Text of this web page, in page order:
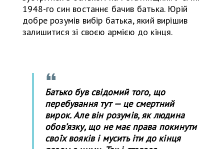
1948-го син востаннє бачив батька. Юрій
добре розумів вибір батька, який вирішив
залишитися зі своєю армією до кінця.
Батько був свідомий того, що
перебування тут — це смертний
вирок. Але він розумів, як людина
обовʼязку, що не має права покинути
своїх вояків і мусить іти до кінця